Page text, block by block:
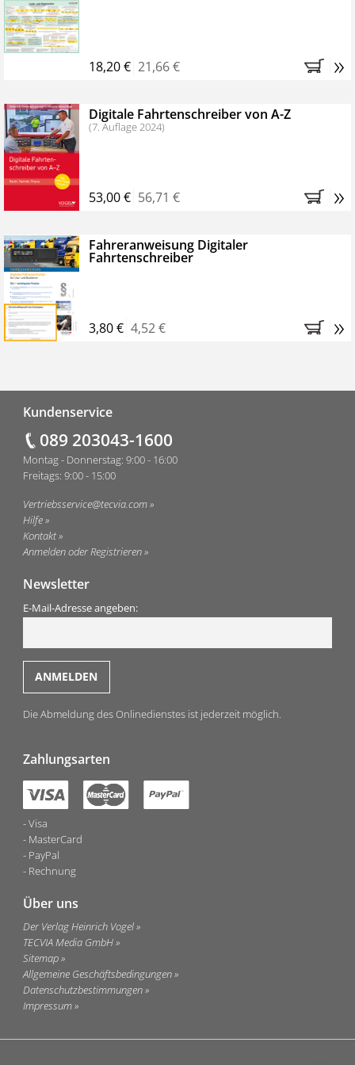
Bestellen Sie jetzt das VerkehrsRundschau Profipaket im
Kennenlern-Abo für zwei Monate (inkl. der derzeitig
Monaten brauchen Sie nichts weiter tun, das
Abonnement endet automatisch, es entstehen keine
weiteren Verpflichtungen.
18,20 € 21,66 € »
Digitale Fahrtenschreiber von A-Z
(7. Auflage 2024)
53,00 € 56,71 € »
Fahreranweisung Digitaler
Fahrtenschreiber
3,80 € 4,52 € »
Kundenservice
089 203043-1600
Montag - Donnerstag: 9:00 - 16:00
Freitags: 9:00 - 15:00
Vertriebsservice@tecvia.com
Hilfe
Kontakt
Anmelden oder Registrieren
Newsletter
E-Mail-Adresse angeben:
Die Abmeldung des Onlinedienstes ist jederzeit möglich.
Zahlungsarten
Visa
MasterCard
PayPal
Rechnung
Über uns
Der Verlag Heinrich Vogel
TECVIA Media GmbH
Sitemap
Allgemeine Geschäftsbedingungen
Datenschutzbestimmungen
Impressum